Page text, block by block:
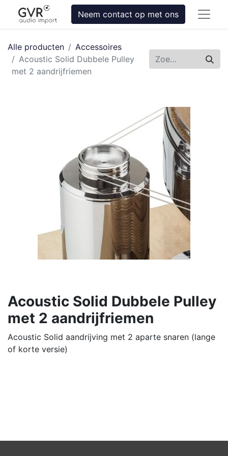
Neem contact op met ons
Alle producten
Accessoires
Acoustic Solid Dubbele Pulley
met 2 aandrijfriemen
Acoustic Solid Dubbele Pulley
met 2 aandrijfriemen
Acoustic Solid aandrijving met 2 aparte snaren (lange
of korte versie)